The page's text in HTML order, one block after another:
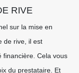
RIVE
sur la mise en
de rive, il est
financière. Cela vous
du prestataire. Et